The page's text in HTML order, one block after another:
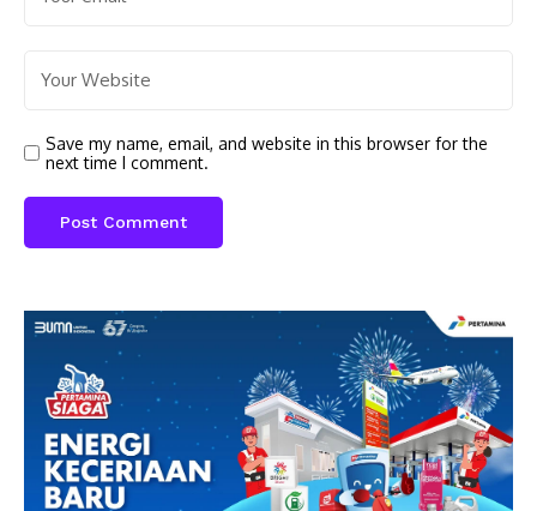
Save my name, email, and website in this browser for the
next time I comment.